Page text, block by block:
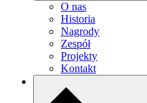
O nas
Historia
Nagrody
Zespół
Projekty
Kontakt